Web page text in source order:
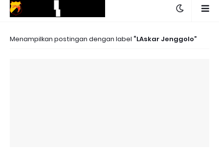
Menampilkan postingan dengan label LAskar Jenggolo